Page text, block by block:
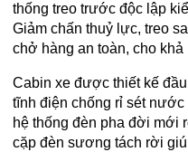
thống treo trước độc lập
Giảm chấn thuỷ lực, treo
chở hàng an toàn, cho
Cabin xe được thiết kế
tĩnh điện chống rỉ sét
hệ thống đèn pha đời mới
cặp đèn sương tách rời